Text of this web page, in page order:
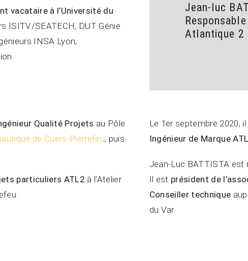
vacataire à l’Université du
ISITV/SEATECH, DUT Génie
INSA Lyon,
Jean-luc
Atlantique 2
Qualité Projets au Pôle
de Cuers-Pierrefeu, puis
particuliers ATL2 à l’Atelier
Le 1er septembre 2020,
Ingénieur de Marque
Jean-Luc BATTISTA est
Il est président de
Conseiller technique
du Var.